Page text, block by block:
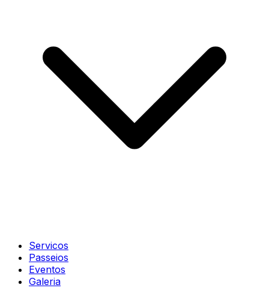
Servicos
Passeios
Eventos
Galeria